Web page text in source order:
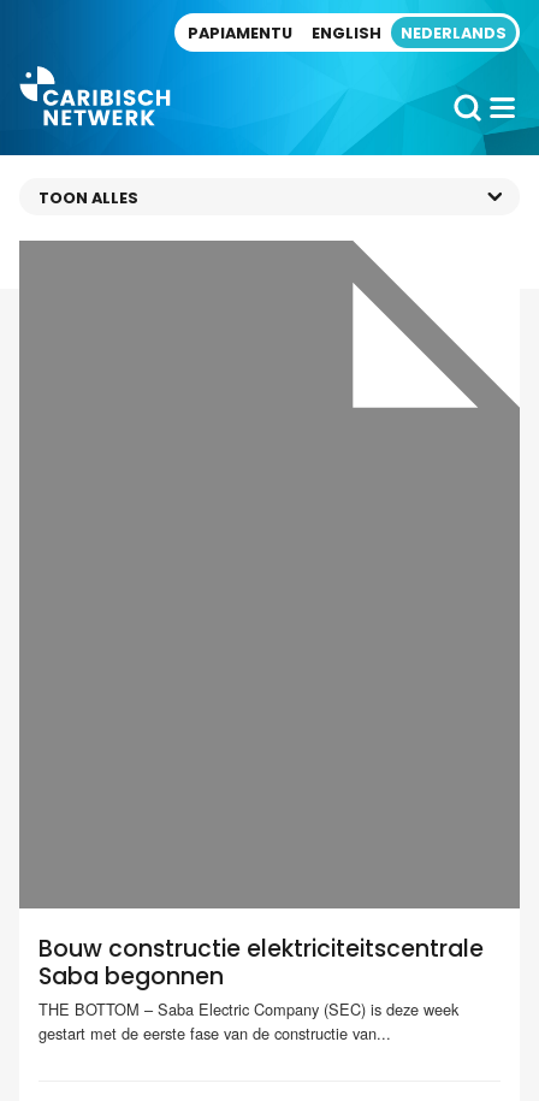
PAPIAMENTU ENGLISH NEDERLANDS
Bouw constructie elektriciteitscentrale
Saba begonnen
THE BOTTOM – Saba Electric Company (SEC) is deze week
gestart met de eerste fase van de constructie van...